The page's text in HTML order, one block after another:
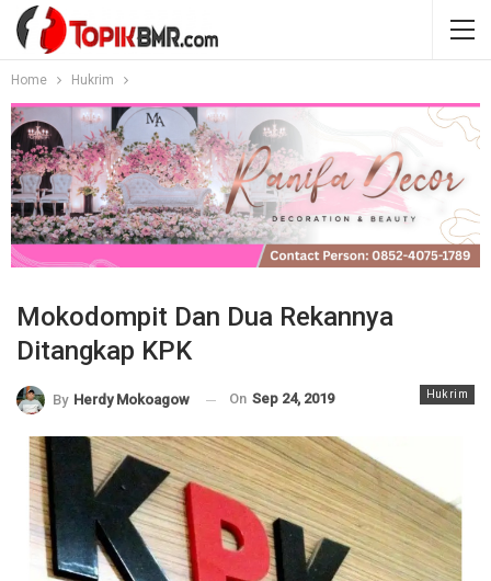
Home Hukrim
Mokodompit Dan Dua Rekannya
Ditangkap KPK
Hukrim
By Herdy Mokoagow On Sep 24, 2019